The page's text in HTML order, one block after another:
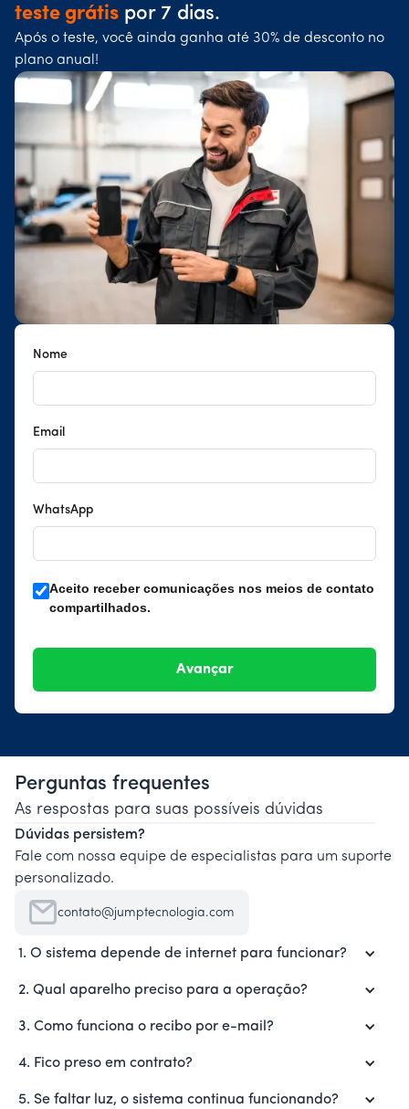
teste grátis por 7 dias.
Após o teste, você ainda ganha até 30% de desconto no
plano anual!
Nome
Email
WhatsApp
Aceito receber comunicações nos meios de contato
compartilhados.
Perguntas frequentes
As respostas para suas possíveis dúvidas
Dúvidas persistem?
Fale com nossa equipe de especialistas para um suporte
personalizado.
contato@jumptecnologia.com
1. O sistema depende de internet para funcionar?
2. Qual aparelho preciso para a operação?
3. Como funciona o recibo por e-mail?
4. Fico preso em contrato?
5. Se faltar luz, o sistema continua funcionando?